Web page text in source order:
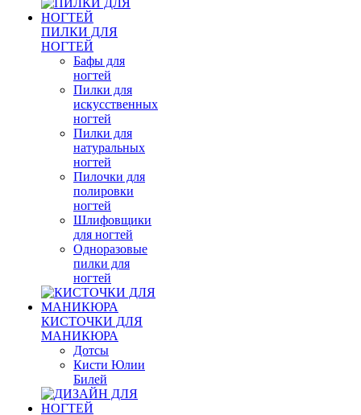
ПИЛКИ ДЛЯ
НОГТЕЙ
Бафы для
ногтей
Пилки для
искусственных
ногтей
Пилки для
натуральных
ногтей
Пилочки для
полировки
ногтей
Шлифовщики
для ногтей
Одноразовые
пилки для
ногтей
КИСТОЧКИ ДЛЯ
МАНИКЮРА
Дотсы
Кисти Юлии
Билей